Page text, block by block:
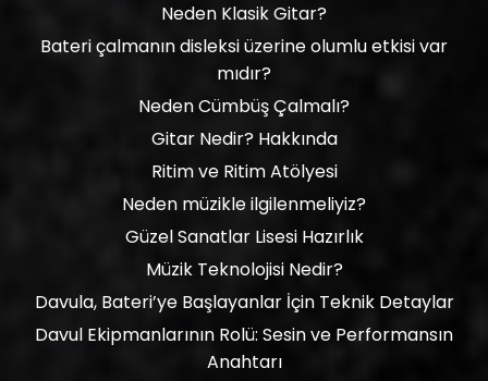
Neden Klasik Gitar?
Bateri çalmanın disleksi üzerine olumlu etkisi var
mıdır?
Neden Cümbüş Çalmalı?
Gitar Nedir? Hakkında
Ritim ve Ritim Atölyesi
Neden müzikle ilgilenmeliyiz?
Güzel Sanatlar Lisesi Hazırlık
Müzik Teknolojisi Nedir?
Davula, Bateri’ye Başlayanlar İçin Teknik Detaylar
Davul Ekipmanlarının Rolü: Sesin ve Performansın
Anahtarı